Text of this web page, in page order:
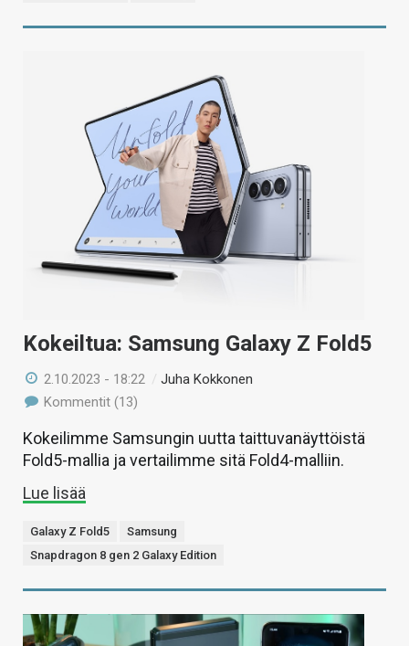
Kokeiltua: Samsung Galaxy Z Fold5
2.10.2023 - 18:22 /Juha Kokkonen
Kommentit (13)
Kokeilimme Samsungin uutta taittuvanäyttöistä
Fold5-mallia ja vertailimme sitä Fold4-malliin.
Lue lisää
Galaxy Z Fold5
Samsung
Snapdragon 8 gen 2 Galaxy Edition